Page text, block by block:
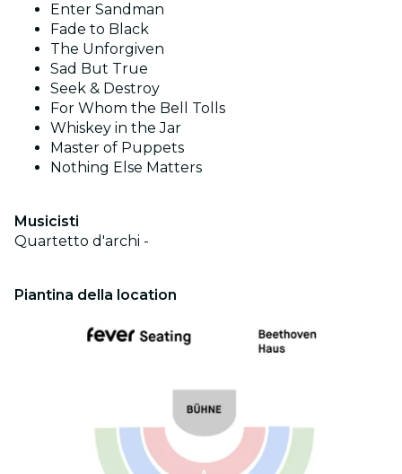
Enter Sandman
Fade to Black
The Unforgiven
Sad But True
Seek & Destroy
For Whom the Bell Tolls
Whiskey in the Jar
Master of Puppets
Nothing Else Matters
Musicisti
Quartetto d'archi -
Piantina della location